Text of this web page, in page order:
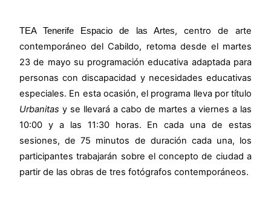
TEA Tenerife Espacio de las Artes, centro de arte
contemporáneo del Cabildo, retoma desde el martes
23 de mayo su programación educativa adaptada para
personas con discapacidad y necesidades educativas
especiales. En esta ocasión, el programa lleva por título
Urbanitas y se llevará a cabo de martes a viernes a las
10:00 y a las 11:30 horas. En cada una de estas
sesiones, de 75 minutos de duración cada una, los
participantes trabajarán sobre el concepto de ciudad a
partir de las obras de tres fotógrafos contemporáneos.